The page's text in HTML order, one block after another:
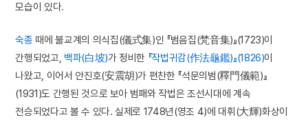
모습이 있다.
숙종 때에 불교계의 의식집(儀式集)인 『범음집(梵音集)』(1723)이
간행되었고, 백파(白坡)가 정비한 『작법귀감(作法龜鑑)』(1826)이
나왔고, 이어서 안진호(安震胡)가 편찬한 『석문의범(釋門儀範)』
(1931)도 간행된 것으로 보아 범패와 작법은 조선시대에 계속
전승되었다고 볼 수 있다. 실제로 1748년(영조 4)에 대휘(大輝)화상이